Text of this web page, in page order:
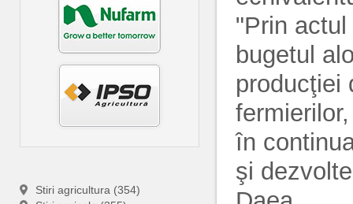
Stiri agricultura (354)
"Prin
bugetul
producţiei
în
şi